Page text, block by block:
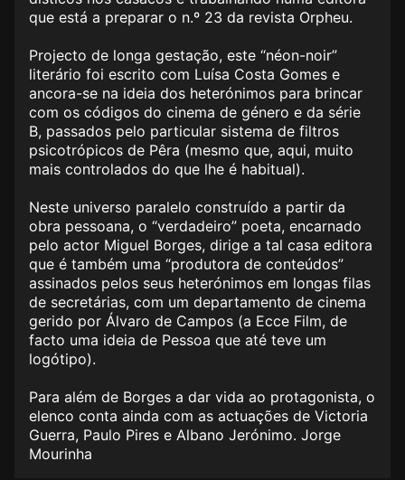
que está a preparar o n.º 23 da revista Orpheu.
Projecto de longa gestação, este “néon-noir”
literário foi escrito com Luísa Costa Gomes e
ancora-se na ideia dos heterónimos para brincar
com os códigos do cinema de género e da série
B, passados pelo particular sistema de filtros
psicotrópicos de Pêra (mesmo que, aqui, muito
mais controlados do que lhe é habitual).
Neste universo paralelo construído a partir da
obra pessoana, o “verdadeiro” poeta, encarnado
pelo actor Miguel Borges, dirige a tal casa editora
que é também uma “produtora de conteúdos”
assinados pelos seus heterónimos em longas filas
de secretárias, com um departamento de cinema
gerido por Álvaro de Campos (a Ecce Film, de
facto uma ideia de Pessoa que até teve um
logótipo).
Para além de Borges a dar vida ao protagonista, o
elenco conta ainda com as actuações de Victoria
Guerra, Paulo Pires e Albano Jerónimo. Jorge
Mourinha